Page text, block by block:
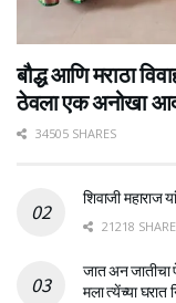
बौद्ध आणि मराठा
ठेवला एक अनोखा
34505 SHARES
शिवाजी महाराज
21218
जात अन जातीचा
मला त्येंच्या